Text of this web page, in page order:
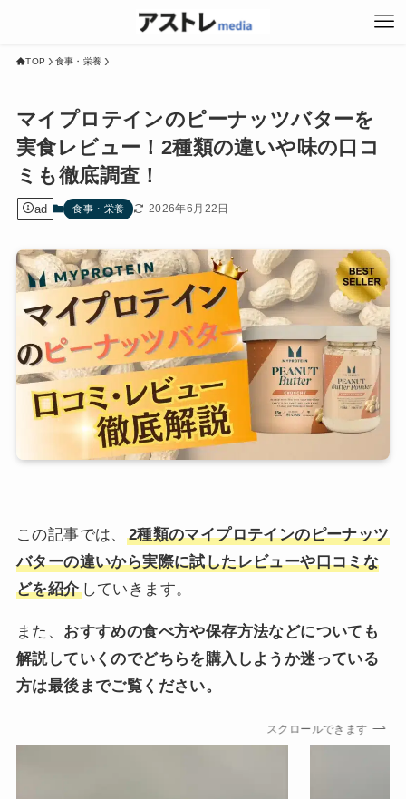
TOP 食事・栄養
マイプロテインのピーナッツバターを
実食レビュー！2種類の違いや味の口コ
ミも徹底調査！
ad 食事・栄養 2026年6月22日
この記事では、
2種類のマイプロテインのピーナッツ
バターの違いから実際に試したレビューや口コミな
どを紹介していきます。
また、 おすすめの食べ方や保存方法などについても
解説していくのでどちらを購入しようか迷っている
方は最後までご覧ください。
スクロールできます